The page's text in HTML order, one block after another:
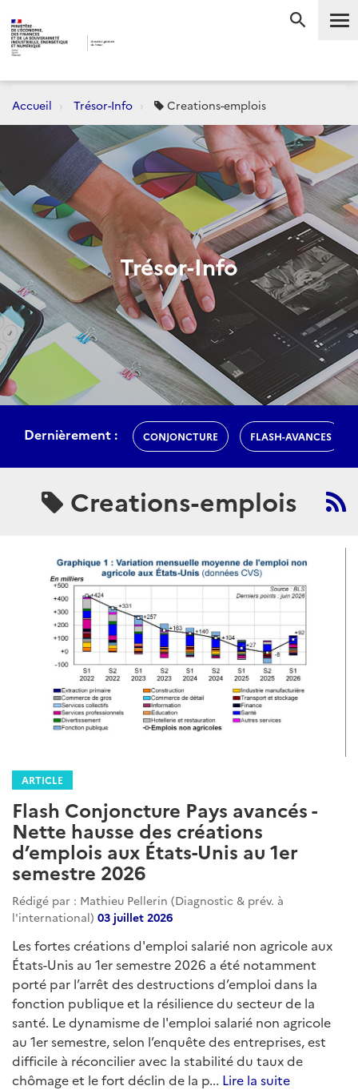
Accueil Trésor-Info Creations-emplois
Trésor-Info
Dernièrement : CONJONCTURE FLASH-AVANCES
Creations-emplois
ARTICLE
Flash Conjoncture Pays avancés -
Nette hausse des créations
d’emplois aux États-Unis au 1er
semestre 2026
Rédigé par : Mathieu Pellerin (Diagnostic & prév. à
l'international) 03 juillet 2026
Les fortes créations d'emploi salarié non agricole aux
États-Unis au 1er semestre 2026 a été notamment
porté par l’arrêt des destructions d’emploi dans la
fonction publique et la résilience du secteur de la
santé. Le dynamisme de l'emploi salarié non agricole
au 1er semestre, selon l’enquête des entreprises, est
difficile à réconcilier avec la stabilité du taux de
chômage et le fort déclin de la p... Lire la suite